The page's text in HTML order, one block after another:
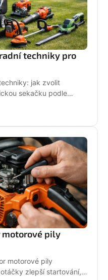
techniky pro
jak zvolit
sekačku podle
pily
motorové pily
zlepší startování,